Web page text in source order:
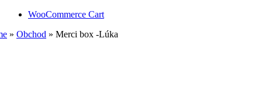
WooCommerce Cart
» Obchod » Merci box -Lúka